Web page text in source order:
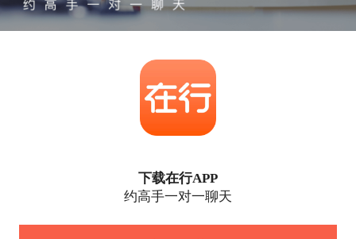
下载在行APP
约高手一对一聊天